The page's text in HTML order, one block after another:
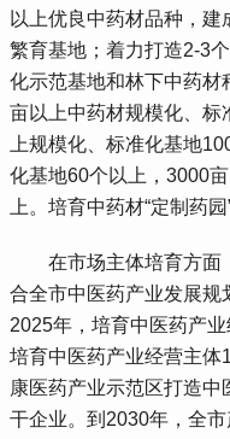
以上优良中药材品种，
繁育基地；着力打造2-3
化示范基地和林下中药
亩以上中药材规模化、标
上规模化、标准化基地
化基地60个以上，3000
上。培育中药材“定制药
在市场主体培育方面
合全市中医药产业发展规
2025年，培育中医药产
培育中医药产业经营主体
康医药产业示范区打造
干企业。到2030年，全